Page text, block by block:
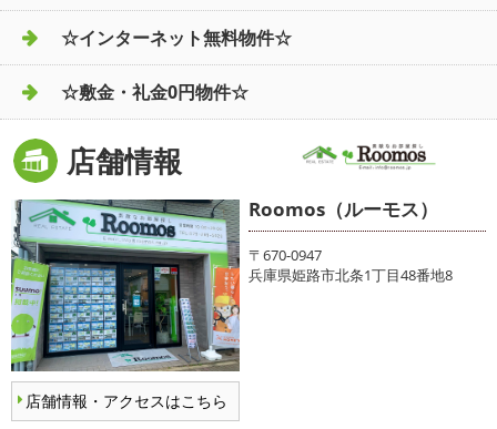
☆インターネット無料物件☆
☆敷金・礼金0円物件☆
店舗情報
店舗情報・アクセスはこちら
Roomos（ルーモス）
〒670-0947
兵庫県姫路市北条1丁目48番地8